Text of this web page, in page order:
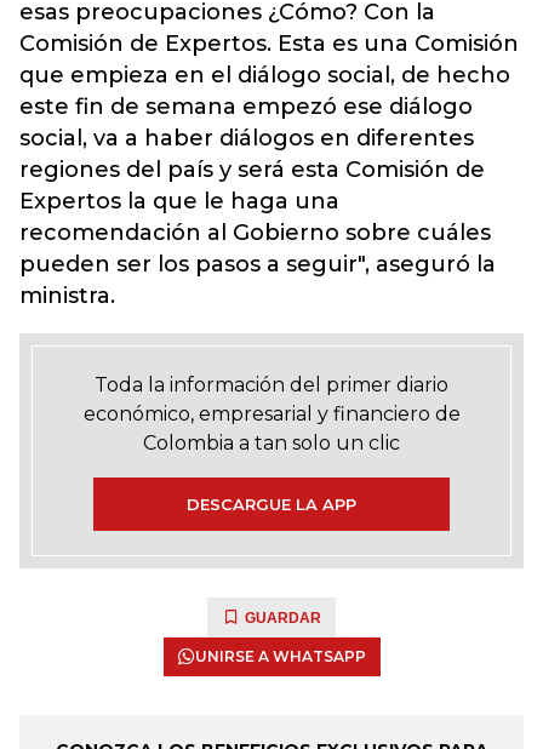
esas preocupaciones ¿Cómo? Con la
Comisión de Expertos. Esta es una Comisión
que empieza en el diálogo social, de hecho
este fin de semana empezó ese diálogo
social, va a haber diálogos en diferentes
regiones del país y será esta Comisión de
Expertos la que le haga una
recomendación al Gobierno sobre cuáles
pueden ser los pasos a seguir", aseguró la
ministra.
Toda la información del primer diario
económico, empresarial y financiero de
Colombia a tan solo un clic
DESCARGUE LA APP
GUARDAR
UNIRSE A WHATSAPP